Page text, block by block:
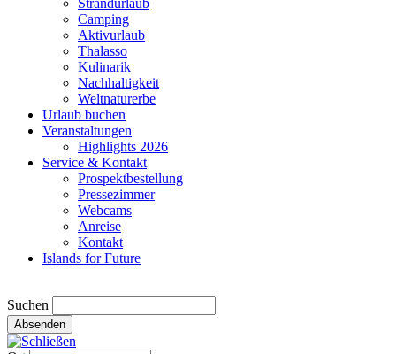
Strandurlaub
Camping
Aktivurlaub
Thalasso
Kulinarik
Nachhaltigkeit
Weltnaturerbe
Urlaub buchen
Veranstaltungen
Highlights 2026
Service & Kontakt
Prospektbestellung
Pressezimmer
Webcams
Anreise
Kontakt
Islands for Future
Suchen
Absenden